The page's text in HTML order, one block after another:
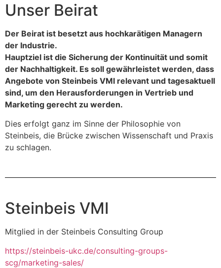
Unser Beirat
Der Beirat ist besetzt aus hochkarätigen Managern
der Industrie.
Hauptziel ist die Sicherung der Kontinuität und somit
der Nachhaltigkeit. Es soll gewährleistet werden, dass
Angebote von Steinbeis VMI relevant und tagesaktuell
sind, um den Herausforderungen in Vertrieb und
Marketing gerecht zu werden.
Dies erfolgt ganz im Sinne der Philosophie von
Steinbeis, die Brücke zwischen Wissenschaft und Praxis
zu schlagen.
Steinbeis VMI
Mitglied in der Steinbeis Consulting Group
https://steinbeis-ukc.de/consulting-groups-
scg/marketing-sales/